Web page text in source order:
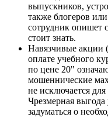
выпускников,
также блогеров
сотрудник опишет
стоит знать.
Навязчивые акции
оплате учебного
по цене 20"
мошеннические
не исключается
Чрезмерная выгода
задуматься о